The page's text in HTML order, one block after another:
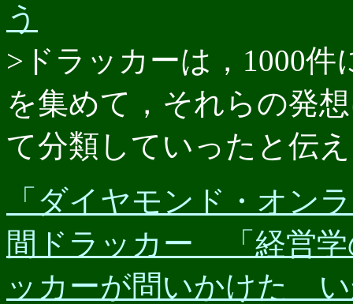
う
>ドラッカーは，1000
を集めて，それらの発
て分類していったと伝
「ダイヤモンド・オン
間ドラッカー 「経営学
ッカーが問いかけた